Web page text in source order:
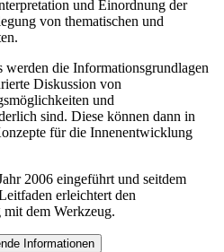
und Einordnung der
von thematischen und
die Informationsgrundlagen
Diskussion von
und
sind. Diese können dann in
für die Innenentwicklung
2006 eingeführt und seitdem
erleichtert den
dem Werkzeug.
Informationen